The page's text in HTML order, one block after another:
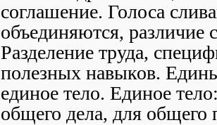
соглашение. Голоса
объединяются, различие
Разделение труда,
полезных навыков.
единое тело. Единое
общего дела, для общего